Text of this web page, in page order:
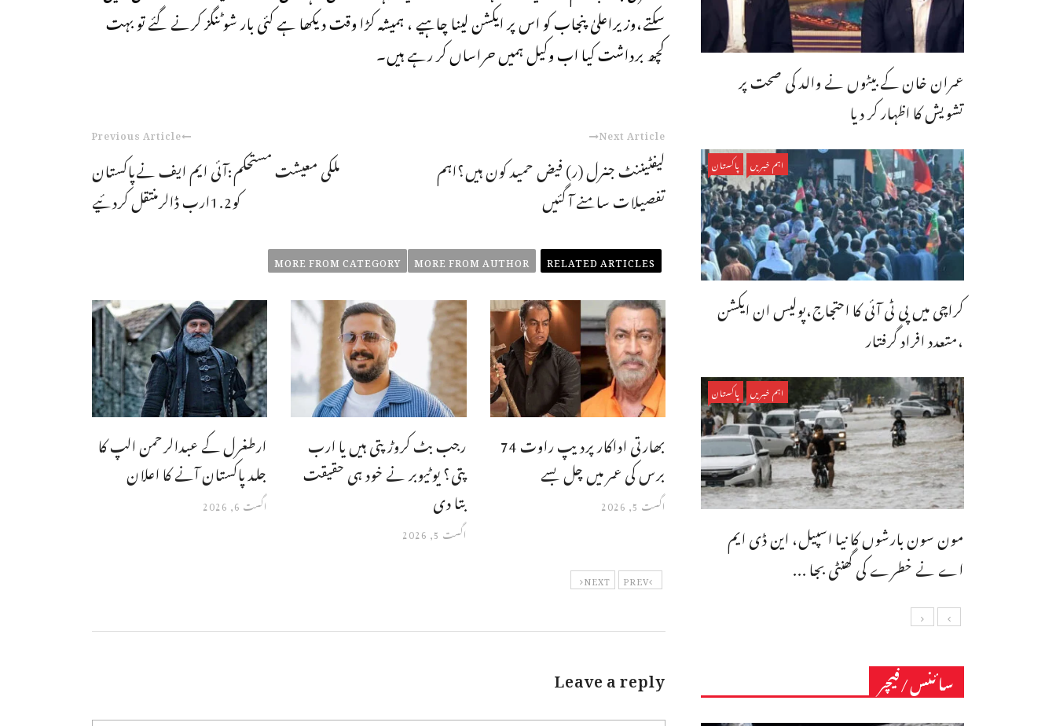
سکتے،وزیراعلیٰ پنجاب کو اس پر ایکشن لینا چاہیے ، ہمیشہ کڑا وقت دیکھا ہے کئی بار شوٹنگز کرنے گئے تو بہت
کچھ برداشت کیا اب وکیل ہمیں حراساں کر رہے ہیں۔
Previous Article
ملکی معیشت مستحکم:آئی ایم ایف نےپاکستان
کو1.2ارب ڈالرمنتقل کردئیے
Next Article
لیفٹیننٹ جنرل (ر) فیض حمید کون ہیں؟اہم
تفصیلات سامنے آ گئیں
RELATED ARTICLES
MORE FROM AUTHOR
MORE FROM CATEGORY
ارطغرل کے عبدالرحمن الپ کا
جلد پاکستان آنے کا اعلان
اگست 6, 2026
رجب بٹ کروڑ پتی ہیں یا ارب
پتی؟ یوٹیوبر نے خود ہی حقیقت
بتا دی
اگست 5, 2026
بھارتی اداکار پردیپ راوت 74
برس کی عمر میں چل بسے
اگست 5, 2026
PREV
NEXT
Leave a reply
عمران خان کے بیٹوں نے والد کی صحت پر
تشویش کا اظہار کر دیا
اہم خبریں پاکستان
کراچی میں پی ٹی آئی کا احتجاج،پولیس ان ایکشن
،متعدد افراد گرفتار
اہم خبریں پاکستان
مون سون بارشوں کا نیا اسپیل، این ڈی ایم
اے نے خطرے کی گھنٹی بجا ...
سائنس/فیچر